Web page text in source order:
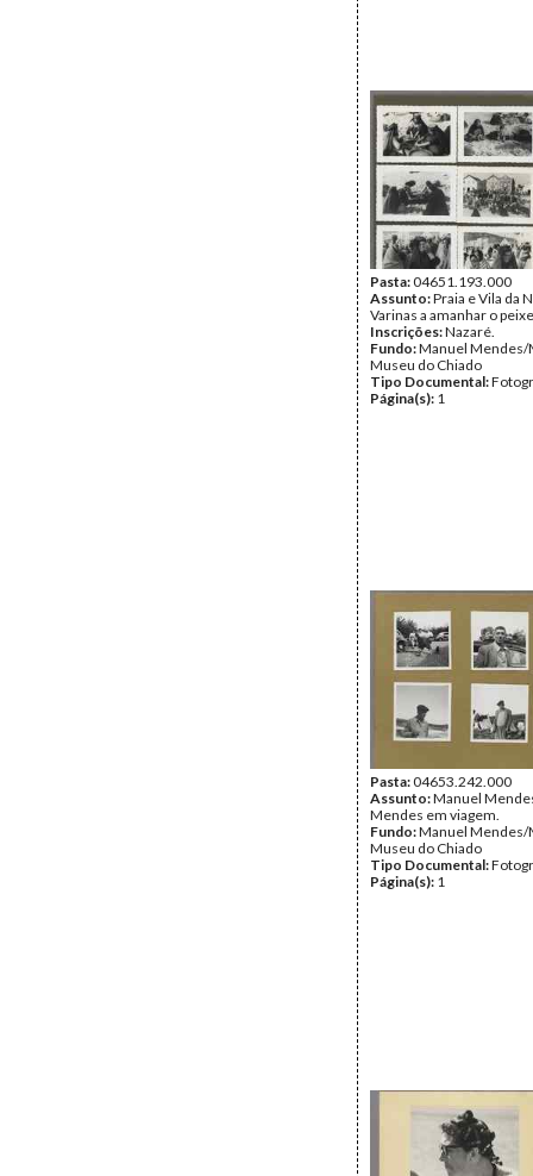
Pasta:04651.193.000
Assunto:Praia e Vila da
Varinas a amanhar o
Inscrições:Nazaré.
Fundo:Manuel Mendes/
Museu do Chiado
Tipo Documental:
Página(s): 1
Pasta:04653.242.000
Assunto:Manuel
Mendes em viagem.
Fundo:Manuel Mendes/
Museu do Chiado
Tipo Documental:
Página(s): 1